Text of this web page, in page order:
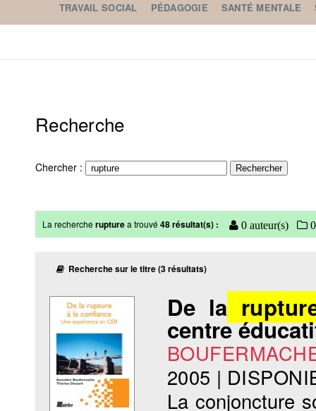
TRAVAIL SOCIAL PÉDAGOGIE SANTÉ MENTALE
Recherche
Chercher :
La rechercherupturea trouvé48 résultat(s) : 0 auteur(s)
Recherche sur le titre (3 résultats)
De la
centre
2005 |
La conjoncture